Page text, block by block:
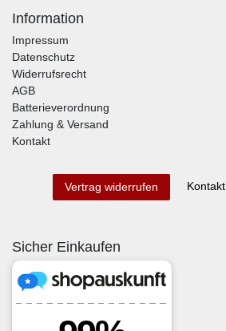
Information
Impressum
Datenschutz
Widerrufsrecht
AGB
Batterieverordnung
Zahlung & Versand
Kontakt
Vertrag widerrufen Kontakt
Sicher Einkaufen